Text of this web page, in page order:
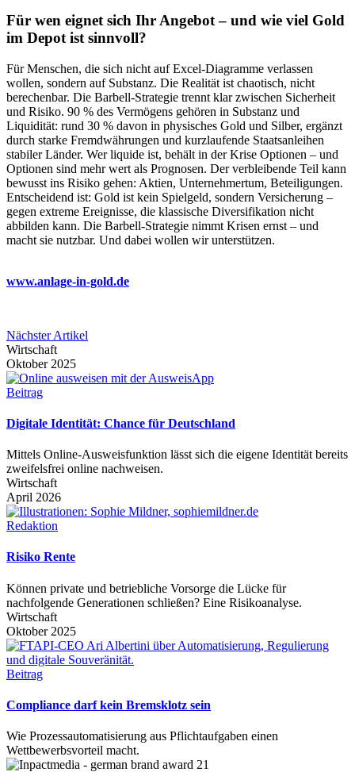
Für wen eignet sich Ihr Angebot – und wie viel Gold
im Depot ist sinnvoll?
Für Menschen, die sich nicht auf Excel-Diagramme verlassen
wollen, sondern auf Substanz. Die Realität ist chaotisch, nicht
berechenbar. Die Barbell-Strategie trennt klar zwischen Sicherheit
und Risiko. 90 % des Vermögens gehören in Substanz und
Liquidität: rund 30 % davon in physisches Gold und Silber, ergänzt
durch starke Fremdwährungen und kurzlaufende Staatsanleihen
stabiler Länder. Wer liquide ist, behält in der Krise Optionen – und
Optionen sind mehr wert als Prognosen. Der verbleibende Teil kann
bewusst ins Risiko gehen: Aktien, Unternehmertum, Beteiligungen.
Entscheidend ist: Gold ist kein Spielgeld, sondern Versicherung –
gegen extreme Ereignisse, die klassische Diversifikation nicht
abbilden kann. Die Barbell-Strategie nimmt Krisen ernst – und
macht sie nutzbar. Und dabei wollen wir unterstützen.
www.anlage-in-gold.de
Nächster Artikel
Wirtschaft
Oktober 2025
Beitrag
Digitale Identität: Chance für Deutschland
Mittels Online-Ausweisfunktion lässt sich die eigene Identität bereits
zweifelsfrei online nachweisen.
Wirtschaft
April 2026
Redaktion
Risiko Rente
Können private und betriebliche Vorsorge die Lücke für
nachfolgende Generationen schließen? Eine Risikoanalyse.
Wirtschaft
Oktober 2025
Beitrag
Compliance darf kein Bremsklotz sein
Wie Prozessautomatisierung aus Pflichtaufgaben einen
Wettbewerbsvorteil macht.